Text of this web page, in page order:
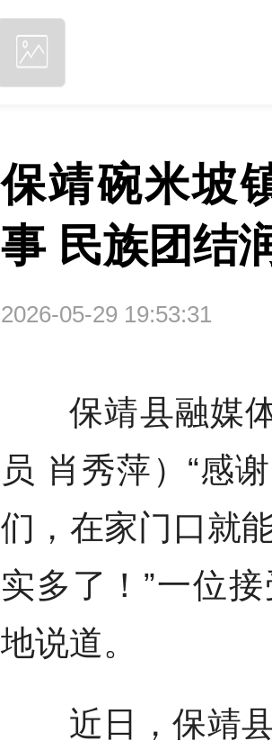
保靖碗米坡
事 民族团结
2026-05-29 19:53:31
保靖县融媒
员 肖秀萍）“感
们，在家门口就
实多了！”一位
地说道。
近日，保靖